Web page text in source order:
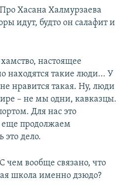
Про Хасана Халмурзаева
идут, будто он салафит и
настоящее
находятся такие люди... У
нравится такая. Ну, люди
– не мы одни, кавказцы.
Для нас это
еще продолжаем
это дело.
С чем вообще связано, что
школа именно дзюдо?